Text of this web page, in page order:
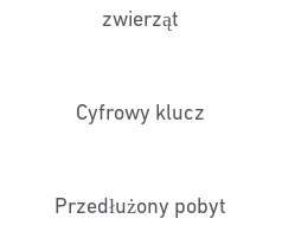
zwierząt
Cyfrowy klucz
Przedłużony pobyt